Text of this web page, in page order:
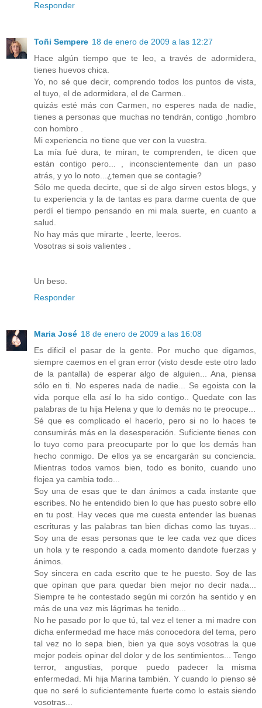
Responder
Toñi Sempere 18 de enero de 2009 a las 12:27
Hace algún tiempo que te leo, a través de adormidera,
tienes huevos chica.
Yo, no sé que decir, comprendo todos los puntos de vista,
el tuyo, el de adormidera, el de Carmen..
quizás esté más con Carmen, no esperes nada de nadie,
tienes a personas que muchas no tendrán, contigo ,hombro
con hombro .
Mi experiencia no tiene que ver con la vuestra.
La mía fué dura, te miran, te comprenden, te dicen que
están contigo pero... , inconscientemente dan un paso
atrás, y yo lo noto...¿temen que se contagie?
Sólo me queda decirte, que si de algo sirven estos blogs, y
tu experiencia y la de tantas es para darme cuenta de que
perdí el tiempo pensando en mi mala suerte, en cuanto a
salud.
No hay más que mirarte , leerte, leeros.
Vosotras si sois valientes .
Un beso.
Responder
Maria José 18 de enero de 2009 a las 16:08
Es dificil el pasar de la gente. Por mucho que digamos,
siempre caemos en el gran error (visto desde este otro lado
de la pantalla) de esperar algo de alguien... Ana, piensa
sólo en ti. No esperes nada de nadie... Se egoista con la
vida porque ella así lo ha sido contigo.. Quedate con las
palabras de tu hija Helena y que lo demás no te preocupe...
Sé que es complicado el hacerlo, pero si no lo haces te
consumirás más en la desesperación. Suficiente tienes con
lo tuyo como para preocuparte por lo que los demás han
hecho conmigo. De ellos ya se encargarán su conciencia.
Mientras todos vamos bien, todo es bonito, cuando uno
flojea ya cambia todo...
Soy una de esas que te dan ánimos a cada instante que
escribes. No he entendido bien lo que has puesto sobre ello
en tu post. Hay veces que me cuesta entender las buenas
escrituras y las palabras tan bien dichas como las tuyas...
Soy una de esas personas que te lee cada vez que dices
un hola y te respondo a cada momento dandote fuerzas y
ánimos.
Soy sincera en cada escrito que te he puesto. Soy de las
que opinan que para quedar bien mejor no decir nada...
Siempre te he contestado según mi corzón ha sentido y en
más de una vez mis lágrimas he tenido...
No he pasado por lo que tú, tal vez el tener a mi madre con
dicha enfermedad me hace más conocedora del tema, pero
tal vez no lo sepa bien, bien ya que soys vosotras la que
mejor podeis opinar del dolor y de los sentimientos... Tengo
terror, angustias, porque puedo padecer la misma
enfermedad. Mi hija Marina también. Y cuando lo pienso sé
que no seré lo suficientemente fuerte como lo estais siendo
vosotras...